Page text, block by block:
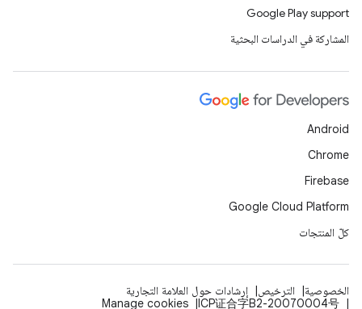
Google Play support
المشاركة في الدراسات البحثية
Android
Chrome
Firebase
Google Cloud Platform
كلّ المنتجات
الخصوصية الترخيص
إرشادات حول العلامة التجارية
ICP证合字B2-20070004号
Manage cookies